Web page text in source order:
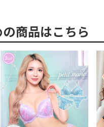
商品はこちら